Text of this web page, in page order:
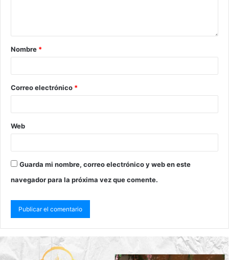
Nombre *
Correo electrónico *
Web
Guarda mi nombre, correo electrónico y web en este
navegador para la próxima vez que comente.